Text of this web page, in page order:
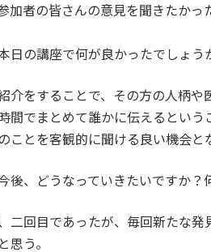
加者の皆さんの意見を聞きたかっ
日の講座で何が良かったでしょ
介をすることで、その方の人柄
間でまとめて誰かに伝えるという
ことを客観的に聞ける良い機会と
後、どうなっていきたいですか
二回目であったが、毎回新たな
思う。